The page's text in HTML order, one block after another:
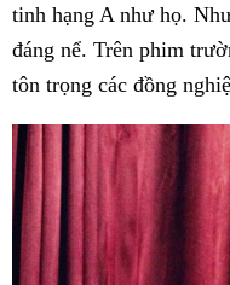
tinh hạng A như họ.
đáng nể. Trên phim
tôn trọng các đồng